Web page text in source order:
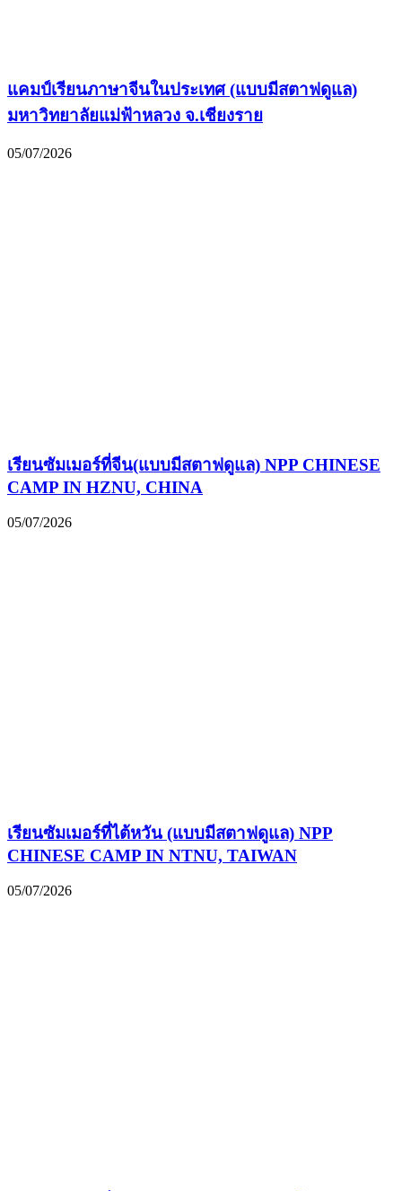
แคมป์เรียนภาษาจีนในประเทศ (แบบมีสตาฟดูแล)
มหาวิทยาลัยแม่ฟ้าหลวง จ.เชียงราย
05/07/2026
เรียนซัมเมอร์ที่จีน(แบบมีสตาฟดูแล) NPP CHINESE
CAMP IN HZNU, CHINA
05/07/2026
เรียนซัมเมอร์ที่ไต้หวัน (แบบมีสตาฟดูแล) NPP
CHINESE CAMP IN NTNU, TAIWAN
05/07/2026